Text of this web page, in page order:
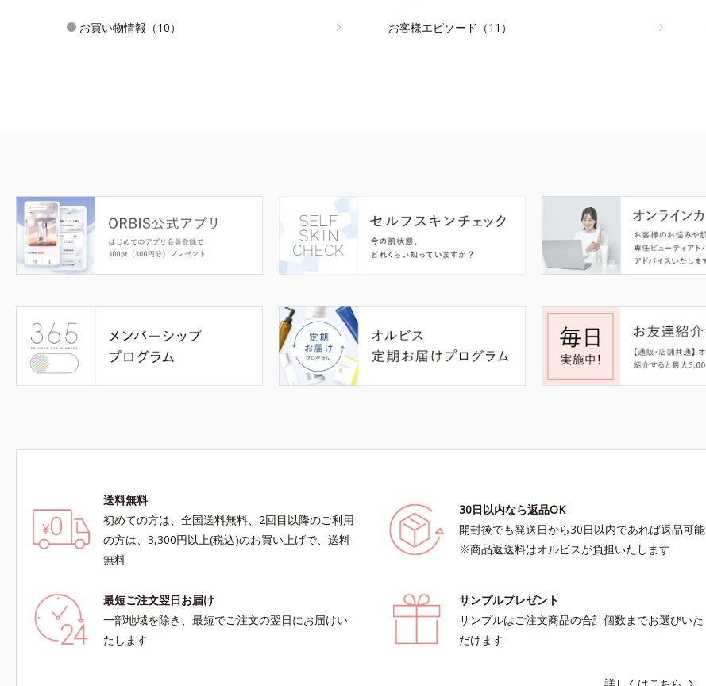
お買い物情報（10） お客様エピソード（11）
送料無料
初めての方は、全国送料無料、2回目以降のご利用
の方は、3,300円以上(税込)のお買い上げで、送料
無料
30日以内なら返品OK
開封後でも発送日から30日以内であれば返品可能
※商品返送料はオルビスが負担いたします
最短ご注文翌日お届け
一部地域を除き、最短でご注文の翌日にお届けい
たします
サンプルプレゼント
サンプルはご注文商品の合計個数までお選びいた
だけます